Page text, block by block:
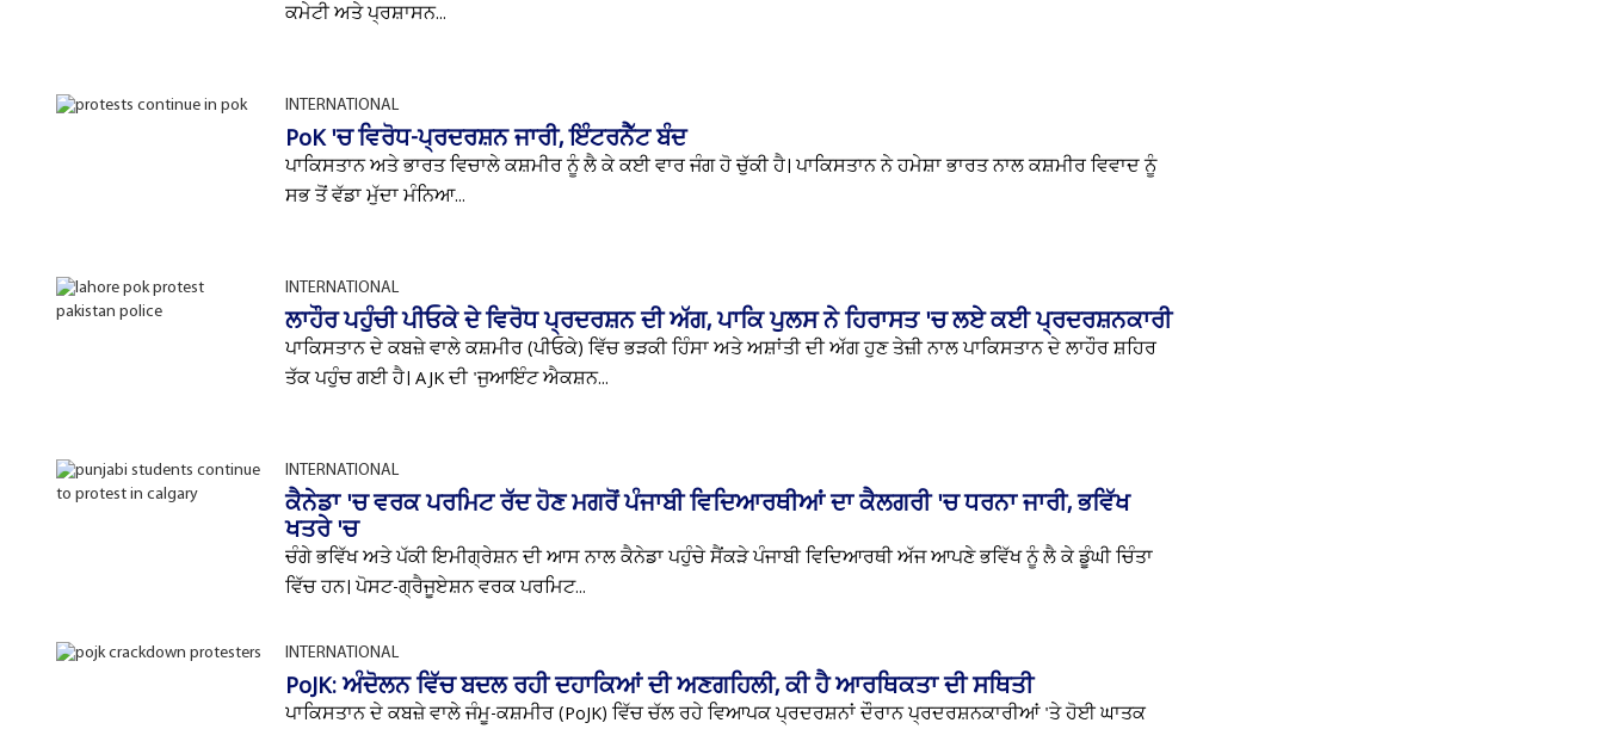
ਕਮੇਟੀ ਅਤੇ ਪ੍ਰਸ਼ਾਸਨ...
INTERNATIONAL
PoK 'ਚ ਵਿਰੋਧ-ਪ੍ਰਦਰਸ਼ਨ ਜਾਰੀ, ਇੰਟਰਨੈੱਟ ਬੰਦ
ਪਾਕਿਸਤਾਨ ਅਤੇ ਭਾਰਤ ਵਿਚਾਲੇ ਕਸ਼ਮੀਰ ਨੂੰ ਲੈ ਕੇ ਕਈ ਵਾਰ ਜੰਗ ਹੋ ਚੁੱਕੀ ਹੈ। ਪਾਕਿਸਤਾਨ ਨੇ ਹਮੇਸ਼ਾ ਭਾਰਤ ਨਾਲ ਕਸ਼ਮੀਰ ਵਿਵਾਦ ਨੂੰ
ਸਭ ਤੋਂ ਵੱਡਾ ਮੁੱਦਾ ਮੰਨਿਆ...
INTERNATIONAL
ਲਾਹੌਰ ਪਹੁੰਚੀ ਪੀਓਕੇ ਦੇ ਵਿਰੋਧ ਪ੍ਰਦਰਸ਼ਨ ਦੀ ਅੱਗ, ਪਾਕਿ ਪੁਲਸ ਨੇ ਹਿਰਾਸਤ 'ਚ ਲਏ ਕਈ ਪ੍ਰਦਰਸ਼ਨਕਾਰੀ
ਪਾਕਿਸਤਾਨ ਦੇ ਕਬਜ਼ੇ ਵਾਲੇ ਕਸ਼ਮੀਰ (ਪੀਓਕੇ) ਵਿੱਚ ਭੜਕੀ ਹਿੰਸਾ ਅਤੇ ਅਸ਼ਾਂਤੀ ਦੀ ਅੱਗ ਹੁਣ ਤੇਜ਼ੀ ਨਾਲ ਪਾਕਿਸਤਾਨ ਦੇ ਲਾਹੌਰ ਸ਼ਹਿਰ
ਤੱਕ ਪਹੁੰਚ ਗਈ ਹੈ। AJK ਦੀ 'ਜੁਆਇੰਟ ਐਕਸ਼ਨ...
INTERNATIONAL
ਕੈਨੇਡਾ 'ਚ ਵਰਕ ਪਰਮਿਟ ਰੱਦ ਹੋਣ ਮਗਰੋਂ ਪੰਜਾਬੀ ਵਿਦਿਆਰਥੀਆਂ ਦਾ ਕੈਲਗਰੀ 'ਚ ਧਰਨਾ ਜਾਰੀ, ਭਵਿੱਖ
ਖਤਰੇ 'ਚ
ਚੰਗੇ ਭਵਿੱਖ ਅਤੇ ਪੱਕੀ ਇਮੀਗ੍ਰੇਸ਼ਨ ਦੀ ਆਸ ਨਾਲ ਕੈਨੇਡਾ ਪਹੁੰਚੇ ਸੈਂਕੜੇ ਪੰਜਾਬੀ ਵਿਦਿਆਰਥੀ ਅੱਜ ਆਪਣੇ ਭਵਿੱਖ ਨੂੰ ਲੈ ਕੇ ਡੂੰਘੀ ਚਿੰਤਾ
ਵਿੱਚ ਹਨ। ਪੋਸਟ-ਗ੍ਰੈਜੂਏਸ਼ਨ ਵਰਕ ਪਰਮਿਟ...
INTERNATIONAL
PoJK: ਅੰਦੋਲਨ ਵਿੱਚ ਬਦਲ ਰਹੀ ਦਹਾਕਿਆਂ ਦੀ ਅਣਗਹਿਲੀ, ਕੀ ਹੈ ਆਰਥਿਕਤਾ ਦੀ ਸਥਿਤੀ
ਪਾਕਿਸਤਾਨ ਦੇ ਕਬਜ਼ੇ ਵਾਲੇ ਜੰਮੂ-ਕਸ਼ਮੀਰ (PoJK) ਵਿੱਚ ਚੱਲ ਰਹੇ ਵਿਆਪਕ ਪ੍ਰਦਰਸ਼ਨਾਂ ਦੌਰਾਨ ਪ੍ਰਦਰਸ਼ਨਕਾਰੀਆਂ 'ਤੇ ਹੋਈ ਘਾਤਕ